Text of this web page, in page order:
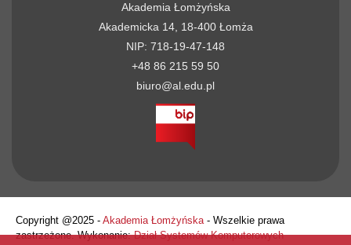
Akademia Łomżyńska
Akademicka 14, 18-400 Łomża
NIP: 718-19-47-148
+48 86 215 59 50
biuro@al.edu.pl
Copyright @2025 - Akademia Łomżyńska- Wszelkie prawa
zastrzeżone. Wykonanie:Dział Systemów Komputerowych